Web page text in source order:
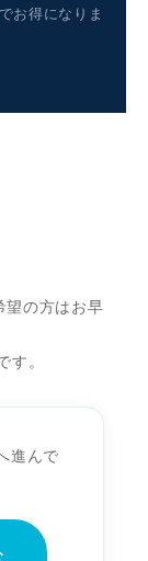
お得になりま
望の方はお早
す。
進んで